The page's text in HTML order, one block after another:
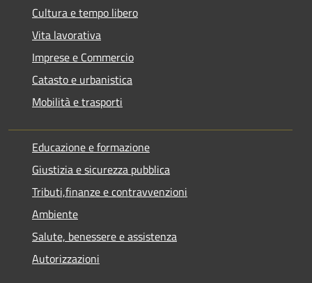
Cultura e tempo libero
Vita lavorativa
Imprese e Commercio
Catasto e urbanistica
Mobilità e trasporti
Educazione e formazione
Giustizia e sicurezza pubblica
Tributi,finanze e contravvenzioni
Ambiente
Salute, benessere e assistenza
Autorizzazioni